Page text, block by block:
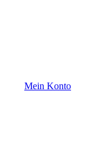
Mein Konto